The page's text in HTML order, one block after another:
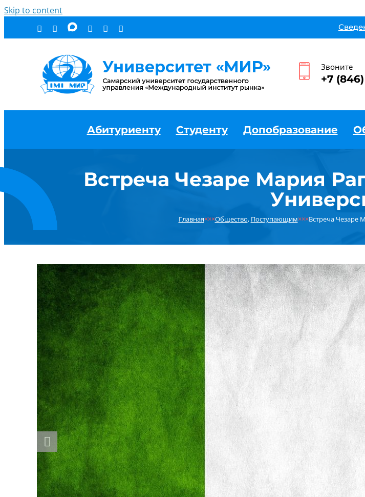
Skip to content
Звоните
+7
Абитуриенту Студенту Допобразование
Встреча Чезаре Мария
Главная×××Общество, Поступающим×××Встреча Чезаре